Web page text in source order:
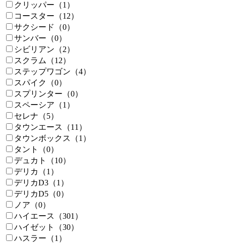
クリッパー（1）
コースター（12）
サクシード（0）
サンバー（0）
シビリアン（2）
スクラム（12）
ステップワゴン（4）
スパイク（0）
スプリンター（0）
スペーシア（1）
セレナ（5）
タウンエース（11）
タウンボックス（1）
タント（0）
デュカト（10）
デリカ（1）
デリカD3（1）
デリカD5（0）
ノア（0）
ハイエース（301）
ハイゼット（30）
ハスラー（1）